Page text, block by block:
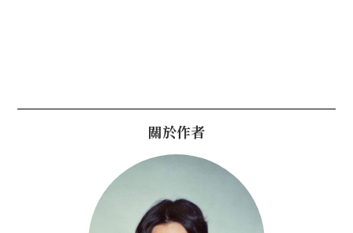
關於作者